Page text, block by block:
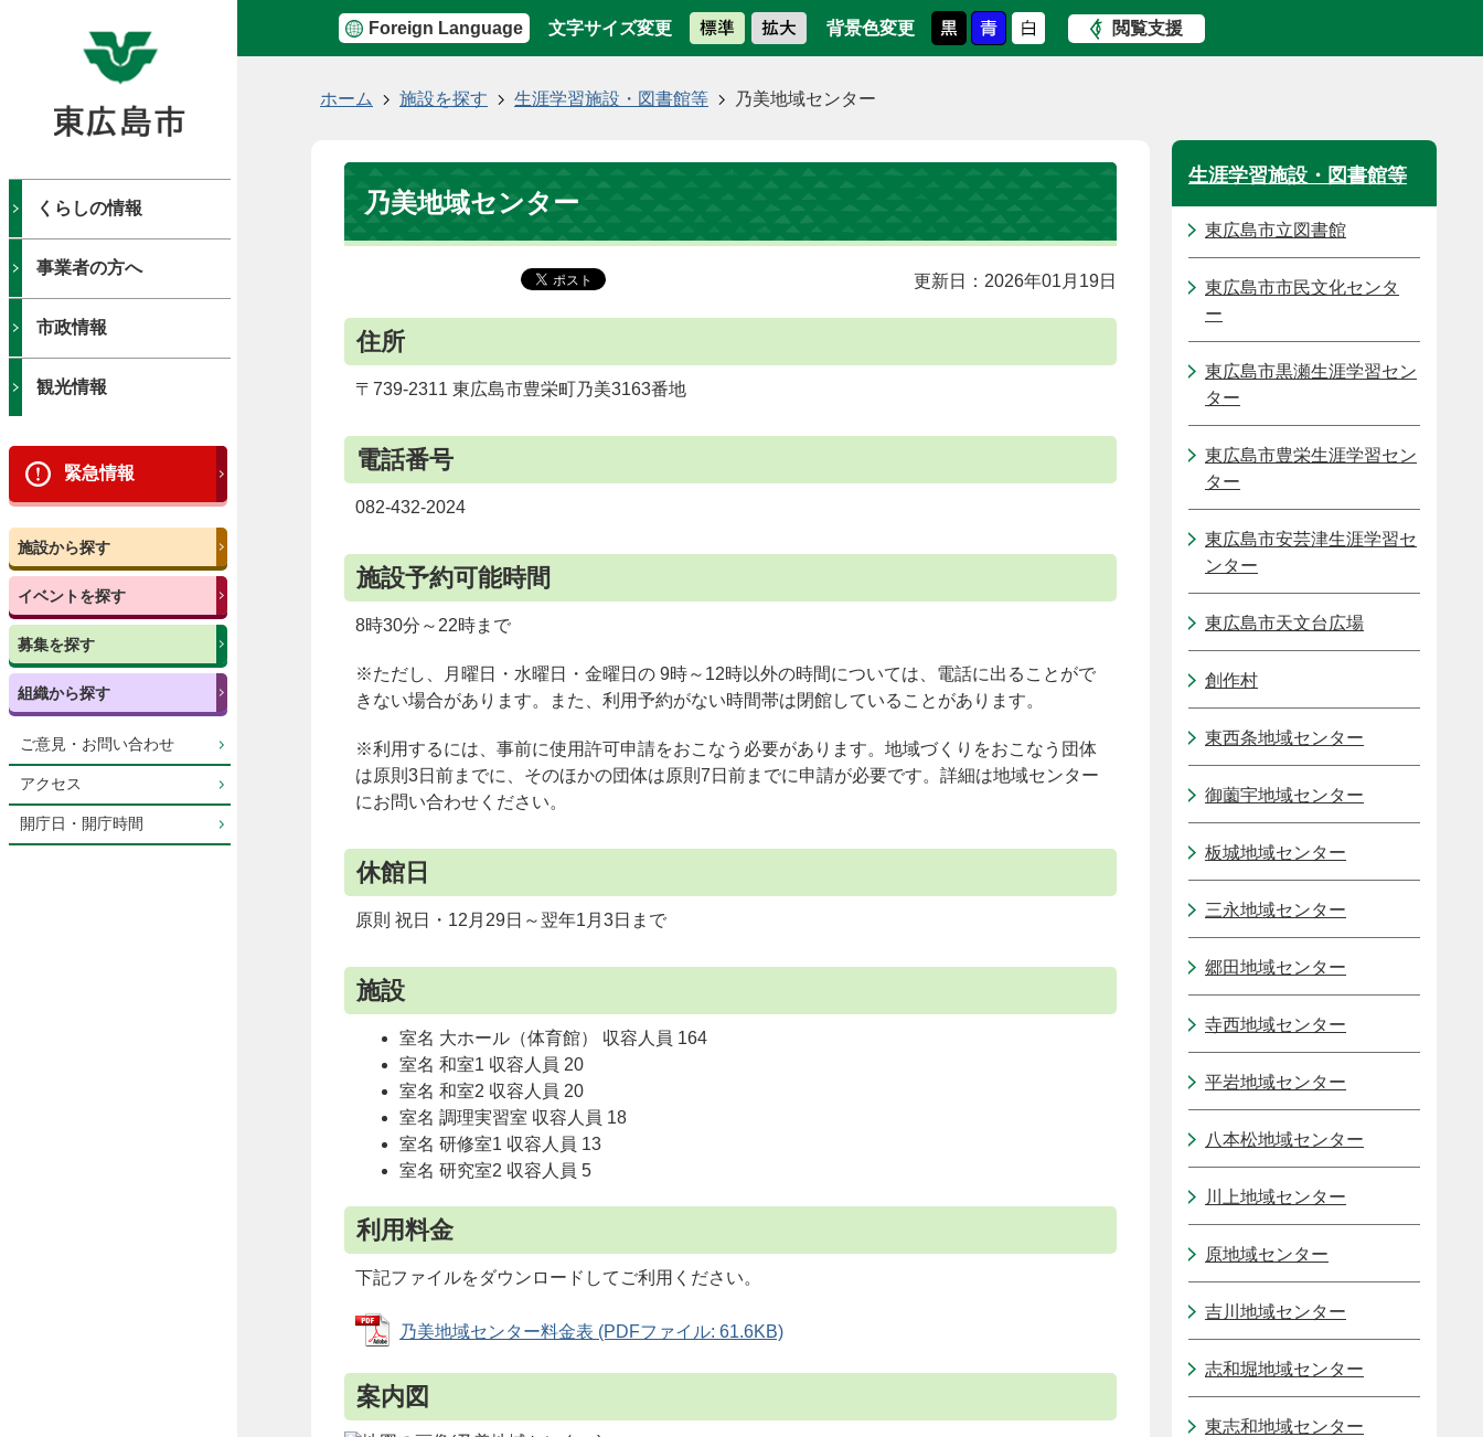
Foreign Language 文字サイズ変更 背景色変更 閲覧支援
くらしの情報
事業者の方へ
市政情報
観光情報
緊急情報
施設から探す
イベントを探す
募集を探す
組織から探す
ご意見・お問い合わせ
アクセス
開庁日・開庁時間
ホーム 施設を探す 生涯学習施設・図書館等 乃美地域センター
乃美地域センター
更新日：2026年01月19日
住所
〒739-2311 東広島市豊栄町乃美3163番地
電話番号
082-432-2024
施設予約可能時間
8時30分～22時まで
※ただし、月曜日・水曜日・金曜日の 9時～12時以外の時間については、電話に出ることがで
きない場合があります。また、利用予約がない時間帯は閉館していることがあります。
※利用するには、事前に使用許可申請をおこなう必要があります。地域づくりをおこなう団体
は原則3日前までに、そのほかの団体は原則7日前までに申請が必要です。詳細は地域センター
にお問い合わせください。
休館日
原則 祝日・12月29日～翌年1月3日まで
施設
室名 大ホール（体育館） 収容人員 164
室名 和室1 収容人員 20
室名 和室2 収容人員 20
室名 調理実習室 収容人員 18
室名 研修室1 収容人員 13
室名 研究室2 収容人員 5
利用料金
下記ファイルをダウンロードしてご利用ください。
乃美地域センター料金表 (PDFファイル: 61.6KB)
案内図
生涯学習施設・図書館等
東広島市立図書館
東広島市市民文化センタ
ー
東広島市黒瀬生涯学習セン
ター
東広島市豊栄生涯学習セン
ター
東広島市安芸津生涯学習セ
ンター
東広島市天文台広場
創作村
東西条地域センター
御薗宇地域センター
板城地域センター
三永地域センター
郷田地域センター
寺西地域センター
平岩地域センター
八本松地域センター
川上地域センター
原地域センター
吉川地域センター
志和堀地域センター
東志和地域センター